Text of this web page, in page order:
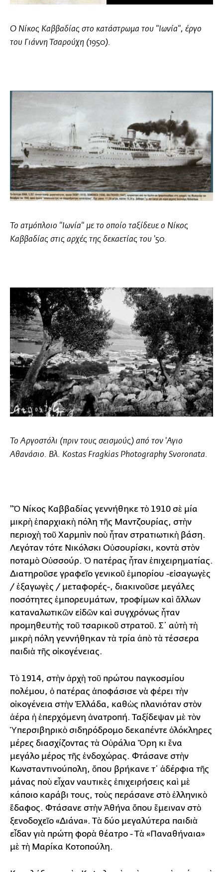
Ο Νίκος Καββαδίας στο κατάστρωμα του "Ιωνία", έργο
του Γιάννη Τσαρούχη (1950).
Το ατμόπλοιο "Ιωνία" με το οποίο ταξίδευε ο Νίκος
Καββαδίας στις αρχές της δεκαετίας του '50.
ΤοΑργοστόλι (πριν τους σεισμούς) από τον 'Αγιο
Αθανάσιο. Βλ. Kostas Fragkias Photography Svoronata.
"Ὁ Νίκος Καββαδίας γεννήθηκε τὸ 1910 σὲ μία
μικρὴ ἐπαρχιακὴ πόλη τῆς Μαντζουρίας, στὴν
περιοχὴ τοῦ Χαρμπὶν ποὺ ἦταν στρατιωτικὴ βάση.
Λεγόταν τότε Νικόλσκι Οὐσουρίσκι, κοντὰ στὸν
ποταμὸ Οὐσσούρ. Ὁ πατέρας ἦταν ἐπιχειρηματίας.
Διατηροῦσε γραφεῖο γενικοῦ ἐμπορίου -εἰσαγωγὲς
/ ἐξαγωγὲς / μεταφορές-, διακινοῦσε μεγάλες
ποσότητες ἐμπορευμάτων, τροφίμων καὶ ἄλλων
καταναλωτικῶν εἰδῶν καὶ συγχρόνως ἦταν
προμηθευτὴς τοῦ τσαρικοῦ στρατοῦ. Σ᾿ αὐτὴ τὴ
μικρὴ πόλη γεννήθηκαν τὰ τρία ἀπὸ τὰ τέσσερα
παιδιὰ τῆς οἰκογένειας.
Τὸ 1914, στὴν ἀρχὴ τοῦ πρώτου παγκοσμίου
πολέμου, ὁ πατέρας ἀποφάσισε νὰ φέρει τὴν
οἰκογένεια στὴν Ἑλλάδα, καθὼς πλανιόταν στὸν
ἀέρα ἡ ἐπερχόμενη ἀνατροπή. Ταξίδεψαν μὲ τὸν
Ὑπερσιβηρικὸ σιδηρόδρομο δεκαπέντε ὁλόκληρες
μέρες διασχίζοντας τὰ Οὐράλια Ὄρη κι ἕνα
μεγάλο μέρος τῆς ἐνδοχώρας. Φτάσανε στὴν
Κωνσταντινούπολη, ὅπου βρήκανε τ᾿ ἀδέρφια τῆς
μάνας ποὺ εἶχαν ναυτικὲς ἐπιχειρήσεις καὶ μὲ
κάποιο καράβι τους, τοὺς περάσανε στὸ ἑλληνικὸ
ἔδαφος. Φτάσανε στὴν Ἀθήνα ὅπου ἔμειναν στὸ
ξενοδοχεῖο «Διάνα». Τὰ δύο μεγαλύτερα παιδιὰ
εἶδαν γιὰ πρώτη φορὰ θέατρο - Τὰ «Παναθήναια»
μὲ τὴ Μαρίκα Κοτοπούλη.